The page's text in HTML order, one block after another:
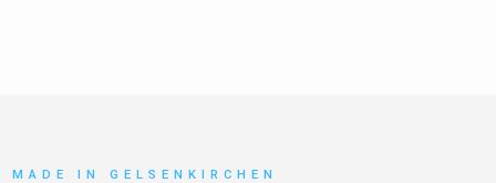
MADE IN GELSENKIRCHEN